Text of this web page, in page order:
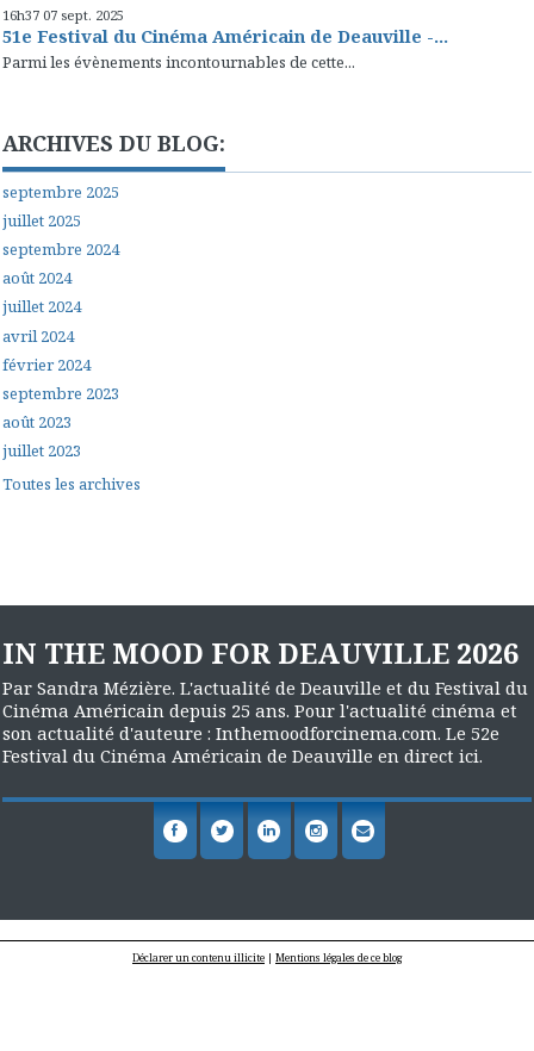
16h37 07 sept. 2025
51e Festival du Cinéma Américain de Deauville -...
Parmi les évènements incontournables de cette...
ARCHIVES DU BLOG:
septembre 2025
juillet 2025
septembre 2024
août 2024
juillet 2024
avril 2024
février 2024
septembre 2023
août 2023
juillet 2023
Toutes les archives
IN THE MOOD FOR DEAUVILLE 2026
Par Sandra Mézière. L'actualité de Deauville et du Festival du
Cinéma Américain depuis 25 ans. Pour l'actualité cinéma et
son actualité d'auteure : Inthemoodforcinema.com. Le 52e
Festival du Cinéma Américain de Deauville en direct ici.
Déclarer un contenu illicite | Mentions légales de ce blog